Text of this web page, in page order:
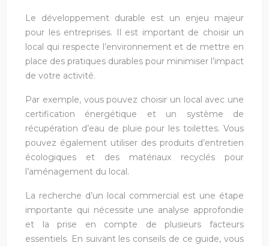
Le développement durable est un enjeu majeur
pour les entreprises. Il est important de choisir un
local qui respecte l’environnement et de mettre en
place des pratiques durables pour minimiser l’impact
de votre activité.
Par exemple, vous pouvez choisir un local avec une
certification énergétique et un système de
récupération d’eau de pluie pour les toilettes. Vous
pouvez également utiliser des produits d’entretien
écologiques et des matériaux recyclés pour
l’aménagement du local.
La recherche d’un local commercial est une étape
importante qui nécessite une analyse approfondie
et la prise en compte de plusieurs facteurs
essentiels. En suivant les conseils de ce guide, vous